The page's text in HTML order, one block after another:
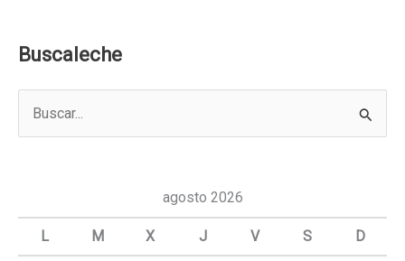
Buscaleche
a
agosto 2026
L M X J V S D